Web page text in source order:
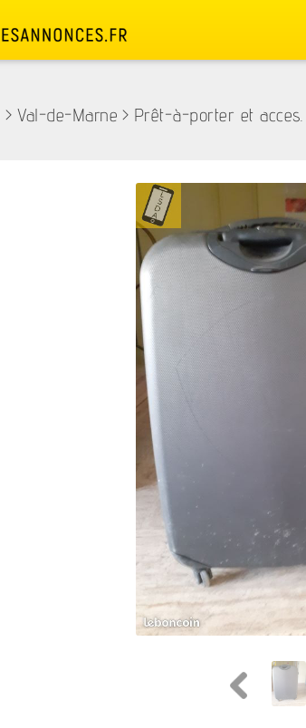
> Val-de-Marne > Prêt-à-porter et acces.